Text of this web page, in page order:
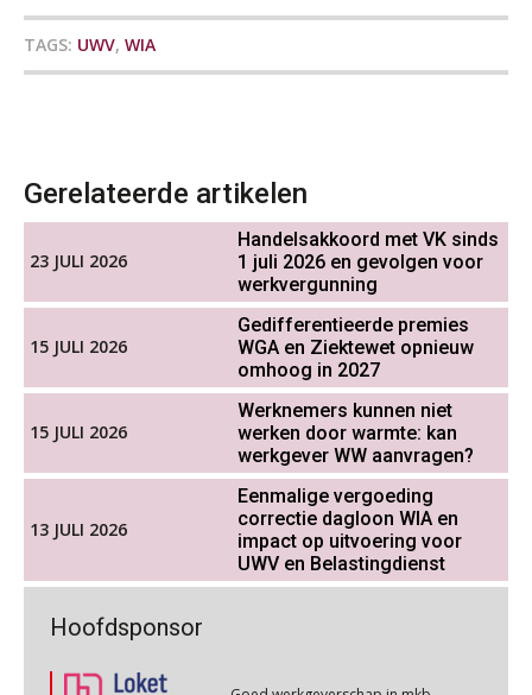
TAGS: UWV, WIA
Gerelateerde artikelen
23 JULI 2026
Handelsakkoord met VK sinds
1 juli 2026 en gevolgen voor
werkvergunning
15 JULI 2026
Gedifferentieerde premies
WGA en Ziektewet opnieuw
omhoog in 2027
15 JULI 2026
Werknemers kunnen niet
werken door warmte: kan
werkgever WW aanvragen?
13 JULI 2026
Eenmalige vergoeding
correctie dagloon WIA en
impact op uitvoering voor
UWV en Belastingdienst
Hoofdsponsor
De impact van AI op de
Werkdruk drempel voor
verlofopname, duurzame
inzetbaarheid meer dan aantal
vakantiedagen
Aanpassingen Wet toekomst
pensioenen, de tijd dringt!
Wie alles ziet, draagt alles: de
ongemakkelijke positie van payroll
De kracht van complimenten op de
werkvloer
30
Online Excel training voor de salarisadministrateur (specialisatie en AI)
OKT
MOCuitgevers
05
Online cursus Groene arbeidsvoorwaarden en de gevolgen voor de loonheffingen
MOCuitgevers
05
Cursus DGA verlonen
MOCuitgevers
OKT
Cursus WAZO – verlofvormen
MOCuitgevers
06
Online training Power Query voor HR en salarisadministrateurs
MOCuitgevers
07